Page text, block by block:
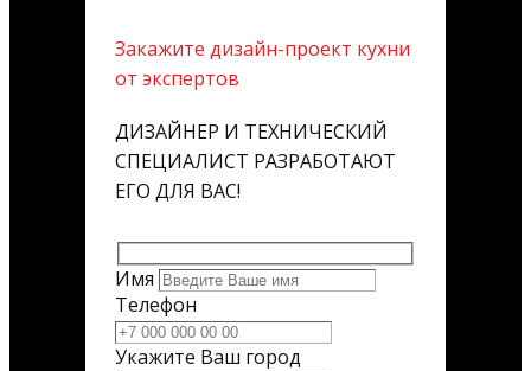
Закажите дизайн-проект кухни
от экспертов
ДИЗАЙНЕР И ТЕХНИЧЕСКИЙ
СПЕЦИАЛИСТ РАЗРАБОТАЮТ
ЕГО ДЛЯ ВАС!
Имя
Телефон
Укажите Ваш город